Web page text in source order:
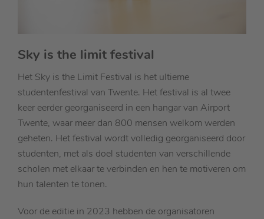
Sky is the limit festival
Het Sky is the Limit Festival is het ultieme
studentenfestival van Twente. Het festival is al twee
keer eerder georganiseerd in een hangar van Airport
Twente, waar meer dan 800 mensen welkom werden
geheten. Het festival wordt volledig georganiseerd door
studenten, met als doel studenten van verschillende
scholen met elkaar te verbinden en hen te motiveren om
hun talenten te tonen.
Voor de editie in 2023 hebben de organisatoren